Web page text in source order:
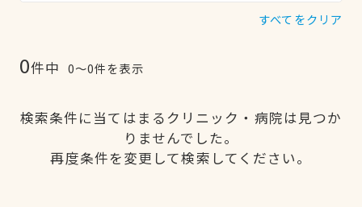
すべてをクリア
0件中 0〜0件を表示
検索条件に当てはまるクリニック・病院は見つか
りませんでした。
再度条件を変更して検索してください。